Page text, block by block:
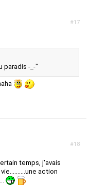
#17
paradis -_-"
#18
temps, j'avais
action